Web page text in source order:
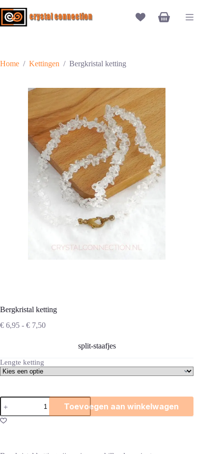
naar
de
Winkelwagen
Home / Kettingen / Bergkristal ketting
Bergkristal ketting
€ 6,95 - € 7,50Prijsklasse:
split-staafjes
Lengte ketting
Bergkristal
ketting
aantal
Toevoegen aan winkelwagen